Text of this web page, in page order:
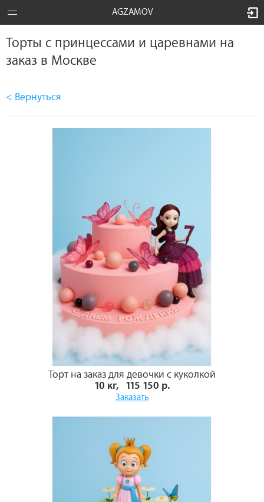
AGZAMOV
Торты с принцессами и царевнами на
заказ в Москве
< Вернуться
Торт на заказ для девочки с куколкой
10 кг, 115 150 р.
Заказать